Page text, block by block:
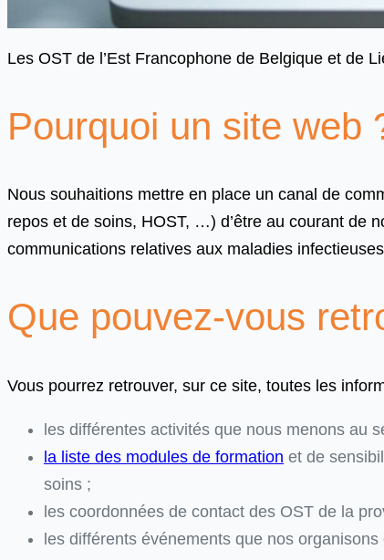
Les OST de l’Est Francophone de Belgique et de
Pourquoi un site web
Nous souhaitions mettre en place un canal de
repos et de soins, HOST, …) d’être au courant de
communications relatives aux maladies
Que pouvez-vous
Vous pourrez retrouver, sur ce site, toutes les
les différentes activités que nous menons au
la liste des modules de formation et de
soins ;
les coordonnées de contact des OST de la
les différents événements que nos